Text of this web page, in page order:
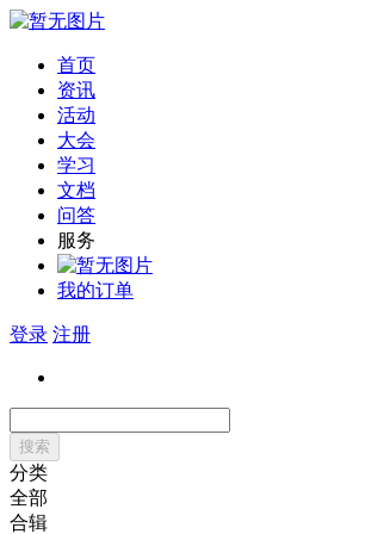
首页
资讯
活动
大会
学习
文档
问答
服务
我的订单
登录 注册
搜索
分类
全部
合辑